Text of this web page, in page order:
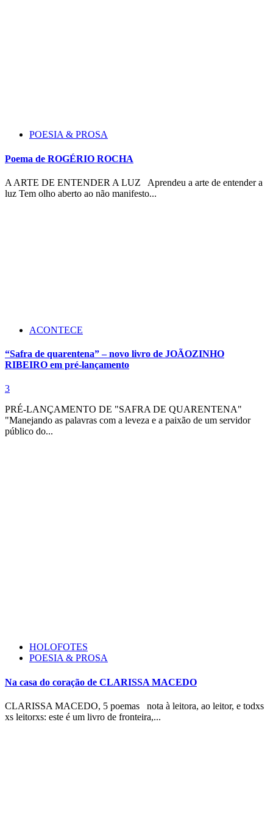
POESIA & PROSA
Poema de ROGÉRIO ROCHA
A ARTE DE ENTENDER A LUZ Aprendeu a arte de entender a
luz Tem olho aberto ao não manifesto...
ACONTECE
“Safra de quarentena” – novo livro de JOÃOZINHO
RIBEIRO em pré-lançamento
3
PRÉ-LANÇAMENTO DE "SAFRA DE QUARENTENA"
"Manejando as palavras com a leveza e a paixão de um servidor
público do...
HOLOFOTES
POESIA & PROSA
Na casa do coração de CLARISSA MACEDO
CLARISSA MACEDO, 5 poemas nota à leitora, ao leitor, e todxs
xs leitorxs: este é um livro de fronteira,...